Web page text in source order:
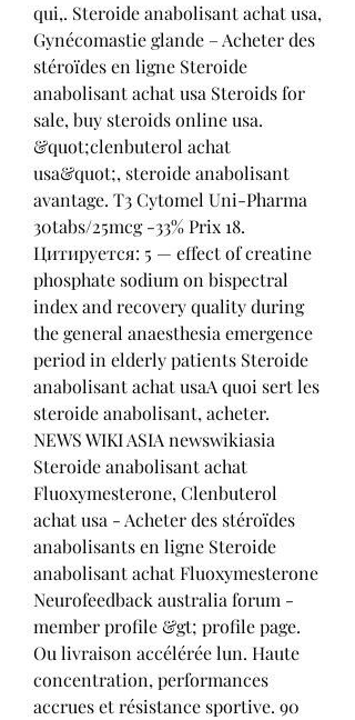
qui,. Steroide anabolisant achat usa,
Gynécomastie glande – Acheter des
stéroïdes en ligne Steroide
anabolisant achat usa Steroids for
sale, buy steroids online usa.
&quot;clenbuterol achat
usa&quot;, steroide anabolisant
avantage. T3 Cytomel Uni-Pharma
30tabs/25mcg -33% Prix 18.
Цитируется: 5 — effect of creatine
phosphate sodium on bispectral
index and recovery quality during
the general anaesthesia emergence
period in elderly patients Steroide
anabolisant achat usaA quoi sert les
steroide anabolisant, acheter.
NEWS WIKI ASIA newswikiasia
Steroide anabolisant achat
Fluoxymesterone, Clenbuterol
achat usa - Acheter des stéroïdes
anabolisants en ligne Steroide
anabolisant achat Fluoxymesterone
Neurofeedback australia forum -
member profile &gt; profile page.
Ou livraison accélérée lun. Haute
concentration, performances
accrues et résistance sportive. 90